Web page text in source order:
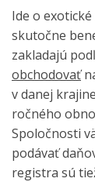
Ide o
skutočne
zakladajú
obchodovať
v danej
ročného
Spoločnosti
podávať
registra sú